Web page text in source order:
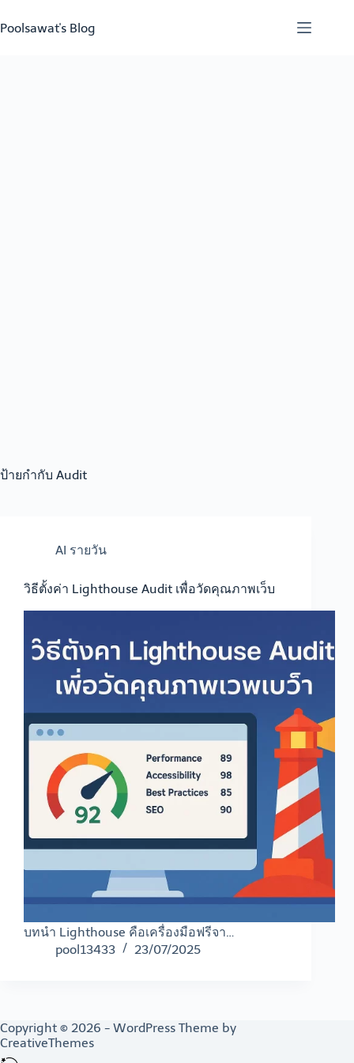
to
content
Poolsawat's Blog
ป้ายกำกับ Audit
AI รายวัน
วิธีตั้งค่า Lighthouse Audit เพื่อวัดคุณภาพเว็บ
บทนำ Lighthouse คือเครื่องมือฟรีจา…
pool13433
23/07/2025
Copyright © 2026 - WordPress Theme by
CreativeThemes